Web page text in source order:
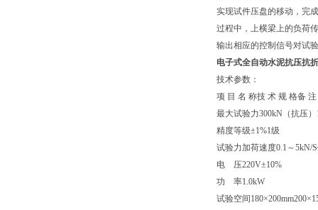
实现试件压盘的移动，完
过程中，上横梁上的负荷
输出相应的控制信号对试
电子式全自动水泥抗压抗
技术参数：
项 目 名 称技 术 规 格备 注
最大试验力300kN（抗压）
精度等级±1%1级
试验力加荷速度0.1～5kN/S
电 压220V±10%
功 率1.0kW
试验空间 180×200mm